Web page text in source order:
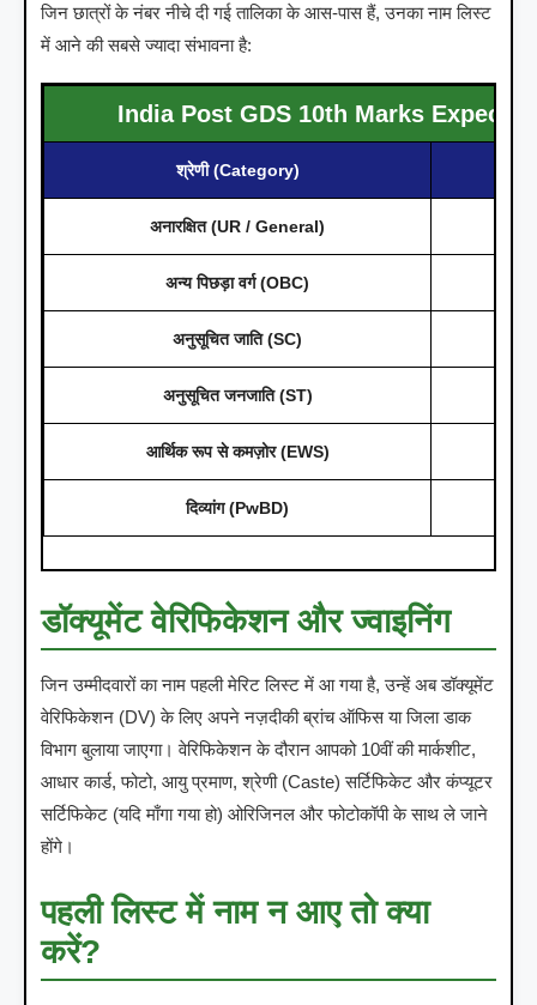
जिन छात्रों के नंबर नीचे दी गई तालिका के आस-पास हैं, उनका नाम लिस्ट
में आने की सबसे ज्यादा संभावना है:
India Post GDS 10th Marks
श्रेणी (Category)
अनारक्षित (UR / General)
अन्य पिछड़ा वर्ग (OBC)
अनुसूचित जाति (SC)
अनुसूचित जनजाति (ST)
आर्थिक रूप से कमज़ोर (EWS)
दिव्यांग (PwBD)
डॉक्यूमेंट वेरिफिकेशन और ज्वाइनिंग
जिन उम्मीदवारों का नाम पहली मेरिट लिस्ट में आ गया है, उन्हें अब डॉक्यूमेंट
वेरिफिकेशन (DV) के लिए अपने नज़दीकी ब्रांच ऑफिस या जिला डाक
विभाग बुलाया जाएगा। वेरिफिकेशन के दौरान आपको 10वीं की मार्कशीट,
आधार कार्ड, फोटो, आयु प्रमाण, श्रेणी (Caste) सर्टिफिकेट और कंप्यूटर
सर्टिफिकेट (यदि माँगा गया हो) ओरिजिनल और फोटोकॉपी के साथ ले जाने
होंगे।
पहली लिस्ट में नाम न आए तो क्या
करें?